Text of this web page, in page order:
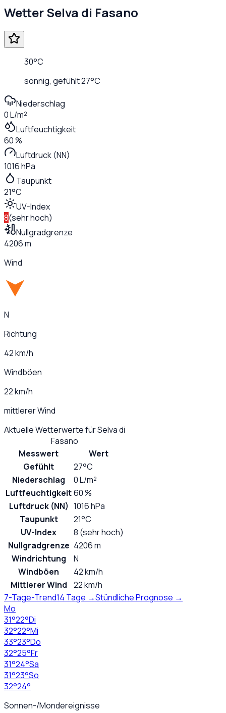
WetterSelva di Fasano
30°C
sonnig, gefühlt27°C
Niederschlag
0 L/m²
Luftfeuchtigkeit
60 %
Luftdruck (NN)
1016 hPa
Taupunkt
21°C
UV-Index
8(sehr hoch)
Nullgradgrenze
4206 m
Wind
N
Richtung
42 km/h
Windböen
22 km/h
mittlerer Wind
Aktuelle Wetterwerte fürSelva di
Fasano
Messwert
Wert
Gefühlt
27°C
Niederschlag
0 L/m²
Luftfeuchtigkeit60 %
Luftdruck (NN) 1016 hPa
Taupunkt
21°C
UV-Index
8 (sehr hoch)
Nullgradgrenze 4206 m
Windrichtung
N
Windböen
42 km/h
Mittlerer Wind
22 km/h
7-Tage-Trend14 Tage →Stündliche Prognose →
Mo
31°22°Di
32°22°Mi
33°23°Do
32°25°Fr
31°24°Sa
31°23°So
32°24°
Sonnen-/Mondereignisse